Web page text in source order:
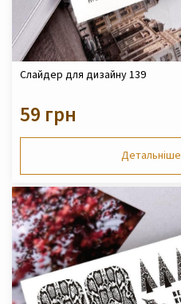
Слайдер для дизайну 139
59 грн
Детальніше